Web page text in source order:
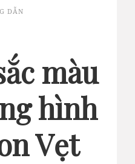
DẪN
màu
hình
Vẹt